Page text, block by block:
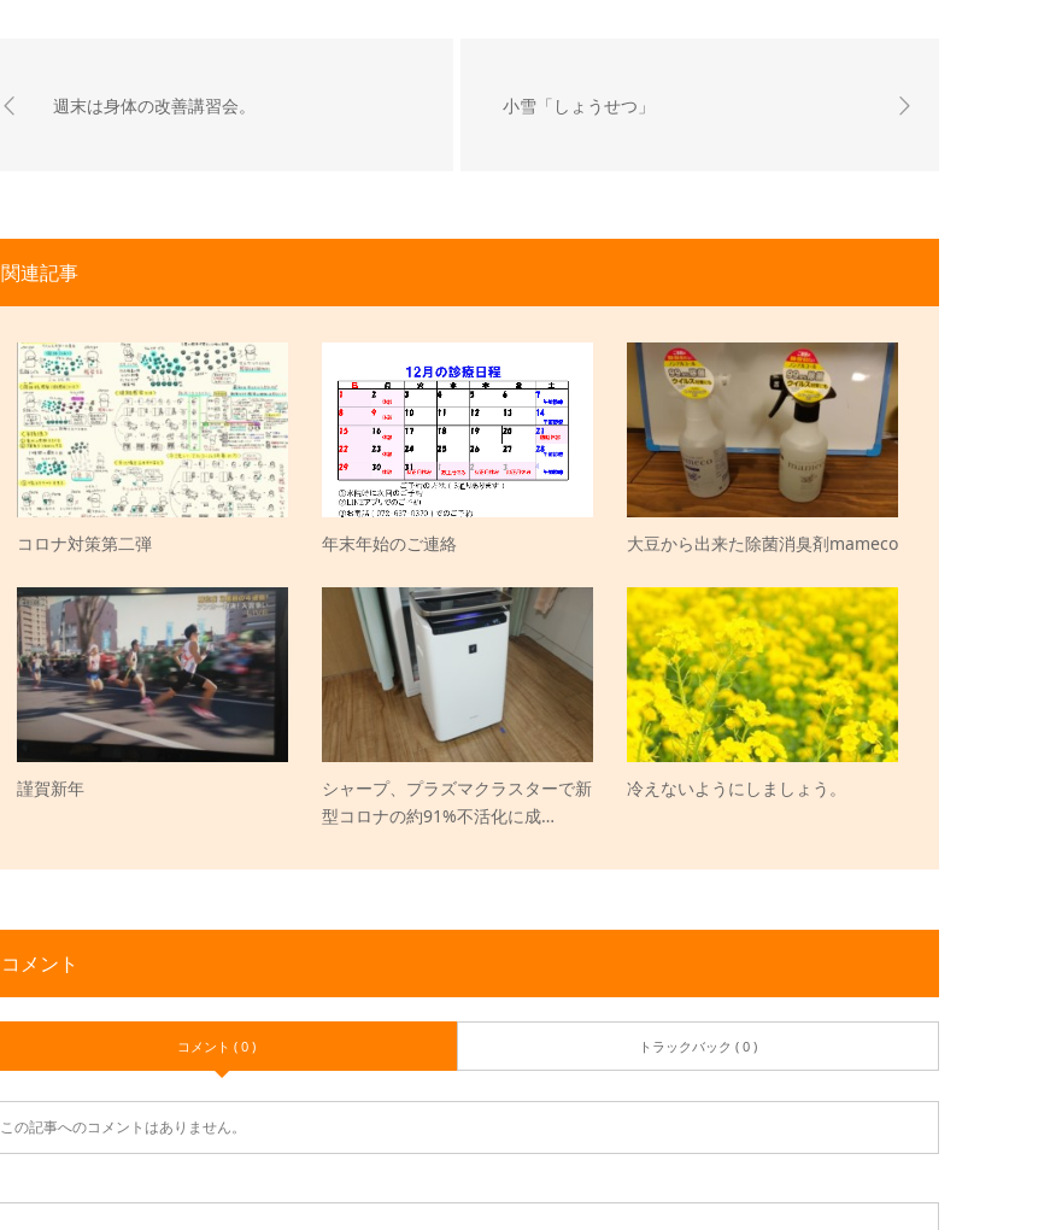
週末は身体の改善講習会。 小雪「しょうせつ」
関連記事
コロナ対策第二弾 年末年始のご連絡 大豆から出来た除菌消臭剤mameco
謹賀新年
シャープ、プラズマクラスターで新
型コロナの約91%不活化に成…
冷えないようにしましょう。
コメント
コメント ( 0 ) トラックバック ( 0 )
この記事へのコメントはありません。